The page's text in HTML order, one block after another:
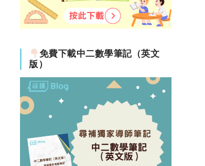
免費下載中二數學筆記（英文
版）